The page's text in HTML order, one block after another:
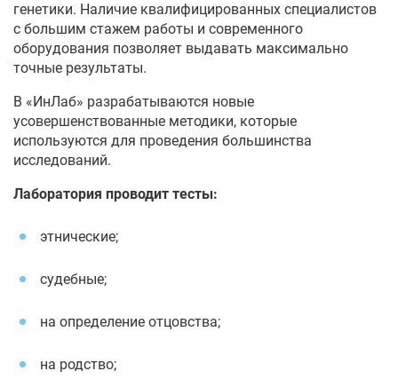
генетики. Наличие квалифицированных специалистов
с большим стажем работы и современного
оборудования позволяет выдавать максимально
точные результаты.
В «ИнЛаб» разрабатываются новые
усовершенствованные методики, которые
используются для проведения большинства
исследований.
Лаборатория проводит тесты:
этнические;
судебные;
на определение отцовства;
на родство;